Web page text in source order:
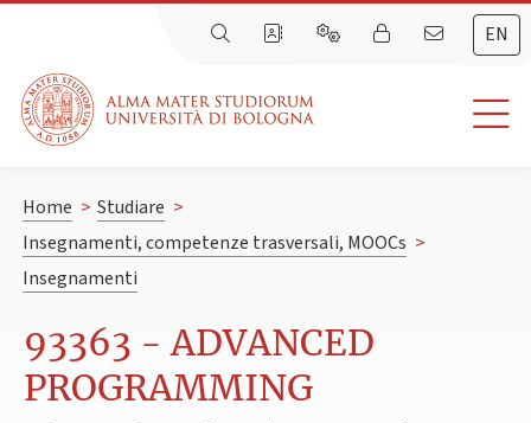
EN
Home > Studiare >
Insegnamenti, competenze trasversali, MOOCs >
Insegnamenti
93363 - ADVANCED
PROGRAMMING